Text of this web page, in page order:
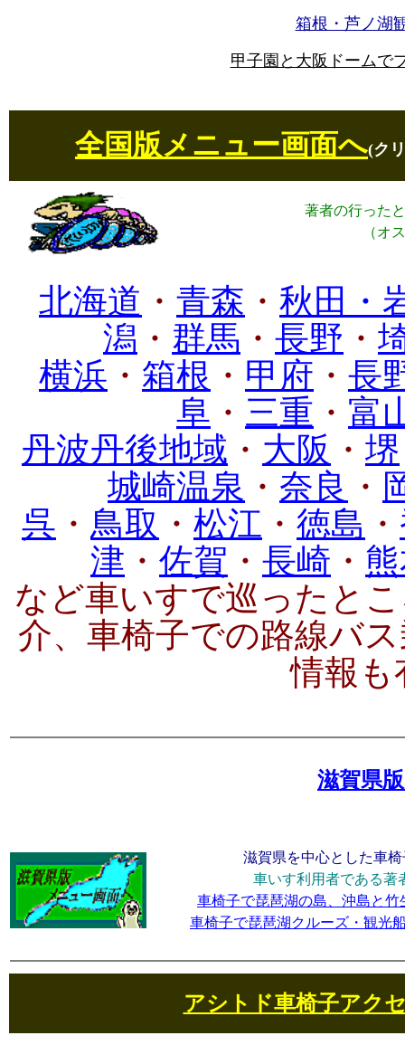
箱根・芦ノ湖
甲子園と大阪ドームで
全国版メニュー画面へ(ク
著者の行った
（オ
北海道 ・ 青森 ・ 秋田・
潟 ・ 群馬 ・ 長野 ・
横浜 ・ 箱根 ・ 甲府 ・ 長
阜 ・ 三重 ・ 富
丹波丹後地域 ・ 大阪 ・ 堺
城崎温泉 ・ 奈良 ・
呉 ・ 鳥取 ・ 松江 ・ 徳島 ・
津 ・ 佐賀 ・ 長崎 ・
など車いすで巡ったと
介、車椅子での路線バ
情報も
滋賀県
滋賀県を中心とした車
車いす利用者である著
車椅子で琵琶湖の島、沖島と
車椅子で琵琶湖クルーズ・観光
アシトド車椅子アク